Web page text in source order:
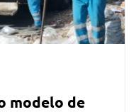
modelo de